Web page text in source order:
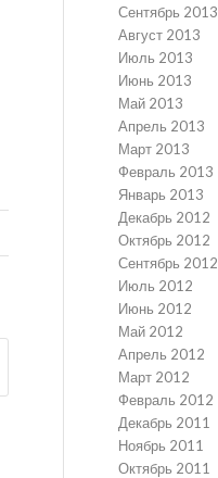
Сентябрь 2013
Август 2013
Июль 2013
Июнь 2013
Май 2013
Апрель 2013
Март 2013
Февраль 2013
Январь 2013
Декабрь 2012
Октябрь 2012
Сентябрь 2012
Июль 2012
Июнь 2012
Май 2012
Апрель 2012
Март 2012
Февраль 2012
Декабрь 2011
Ноябрь 2011
Октябрь 2011